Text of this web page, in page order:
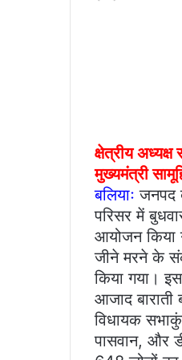
क्षेत्रीय
मुख्यमंत्री
बलियाःजनपद
परिसर में
आयोजन किया
जीने मरने के
किया गया।
आजाद
विधायक
पासवान, और